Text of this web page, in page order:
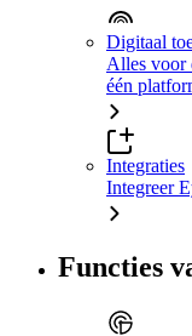
Digitaal
Alles voor
één
Integraties
Integreer
Functies